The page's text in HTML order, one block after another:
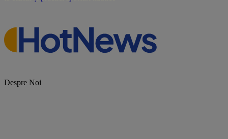
Despre Noi